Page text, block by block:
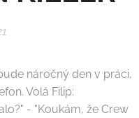
náročný den v práci,
Volá Filip:
- "Koukám, že Crew